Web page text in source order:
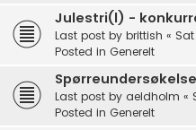
Julestri(l) -
Last post by brittish « Sat
Posted in Generelt
Spørreundersøkelse
Last post by aeldholm «
Posted in Generelt